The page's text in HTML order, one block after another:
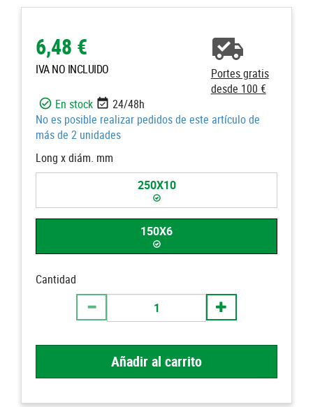
6,48 €
IVA NO INCLUIDO
Portes gratis
desde 100 €
En stock
24/48h
No es posible realizar pedidos de este artículo de
más de 2 unidades
Long x diám. mm
250X10
150X6
Cantidad
Añadir al carrito